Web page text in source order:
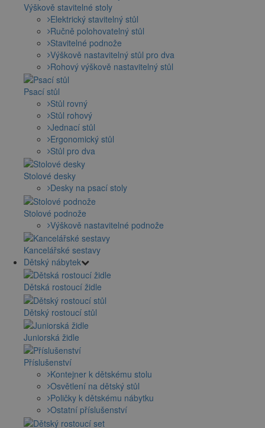
Výškově stavitelné stoly
Elektrický stavitelný stůl
Ručně polohovatelný stůl
Stavitelné podnože
Výškově nastavitelný stůl pro dva
Rohový výškově nastavitelný stůl
Psací stůl
Stůl rovný
Stůl rohový
Jednací stůl
Ergonomický stůl
Stůl pro dva
Stolové desky
Desky na psací stoly
Stolové podnože
Výškově nastavitelné podnože
Kancelářské sestavy
Dětský nábytek
Dětská rostoucí židle
Dětský rostoucí stůl
Juniorská židle
Příslušenství
Kontejner k dětskému stolu
Osvětlení na dětský stůl
Poličky k dětskému nábytku
Ostatní příslušenství